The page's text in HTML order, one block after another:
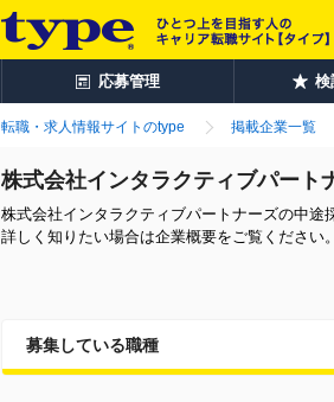
応募管理 検
転職・求人情報サイトのtype 掲載企業一覧
株式会社インタラクティブパート
株式会社インタラクティブパートナーズの中
詳しく知りたい場合は企業概要をご覧ください。
募集している職種